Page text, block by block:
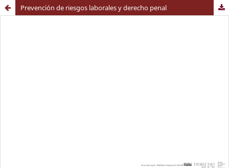
Prevención de riesgos laborales y derecho penal